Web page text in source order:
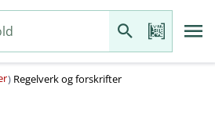
) Regelverk og forskrifter